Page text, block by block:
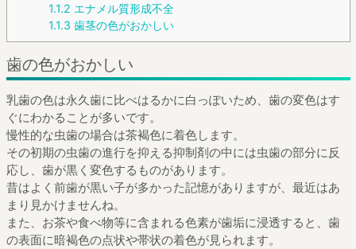
1.1.2 エナメル質形成不全
1.1.3 歯茎の色がおかしい
歯の色がおかしい
乳歯の色は永久歯に比べはるかに白っぽいため、歯の変色はす
ぐにわかることが多いです。
慢性的な虫歯の場合は茶褐色に着色します。
その初期の虫歯の進行を抑える抑制剤の中には虫歯の部分に反
応し、歯が黒く変色するものがあります。
昔はよく前歯が黒い子が多かった記憶がありますが、最近はあ
まり見かけませんね。
また、お茶や食べ物等に含まれる色素が歯垢に浸透すると、歯
の表面に暗褐色の点状や帯状の着色が見られます。